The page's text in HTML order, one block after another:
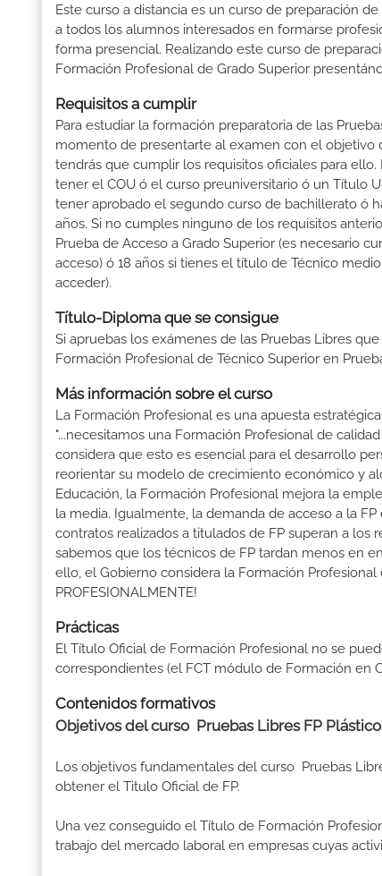
Este curso a distancia es un curso de preparación
a todos los alumnos interesados en formarse
forma presencial. Realizando este curso de
Formación Profesional de Grado Superior
Requisitos a cumplir
Para estudiar la formación preparatoria de las
momento de presentarte al examen con el objetivo
tendrás que cumplir los requisitos oficiales para
tener el COU ó el curso preuniversitario ó un Título
tener aprobado el segundo curso de bachillerato ó
años. Si no cumples ninguno de los requisitos
Prueba de Acceso a Grado Superior (es necesario
acceso) ó 18 años si tienes el título de Técnico
acceder).
Título-Diploma que se consigue
Si apruebas los exámenes de las Pruebas Libres
Formación Profesional de Técnico Superior en
Más información sobre el curso
La Formación Profesional es una apuesta
"...necesitamos una Formación Profesional de
considera que esto es esencial para el desarrollo
reorientar su modelo de crecimiento económico y
Educación, la Formación Profesional mejora la
la media. Igualmente, la demanda de acceso a la
contratos realizados a titulados de FP superan a los
sabemos que los técnicos de FP tardan menos en
ello, el Gobierno considera la Formación Profesional
PROFESIONALMENTE!
Prácticas
El Título Oficial de Formación Profesional no se
correspondientes (el FCT módulo de Formación en
Contenidos formativos
Objetivos del curso Pruebas Libres FP
Los objetivos fundamentales del curso Pruebas
obtener el Titulo Oficial de FP.
Una vez conseguido el Título de Formación
trabajo del mercado laboral en empresas cuyas